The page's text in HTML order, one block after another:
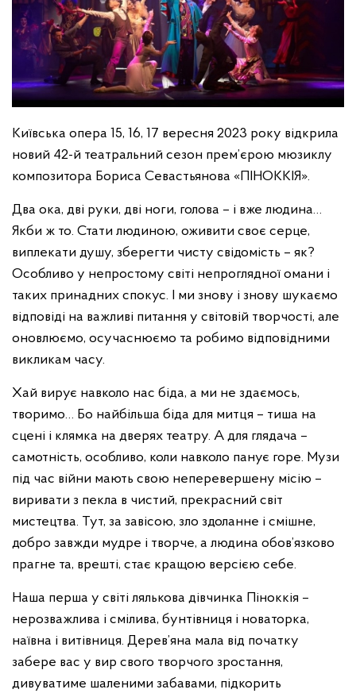
Київська опера 15, 16, 17 вересня 2023 року відкрила
новий 42-й театральний сезон прем’єрою мюзиклу
композитора Бориса Севастьянова «ПІНОККІЯ».
Два ока, дві руки, дві ноги, голова – і вже людина…
Якби ж то. Стати людиною, оживити своє серце,
виплекати душу, зберегти чисту свідомість – як?
Особливо у непростому світі непроглядної омани і
таких принадних спокус. І ми знову і знову шукаємо
відповіді на важливі питання у світовій творчості, але
оновлюємо, осучаснюємо та робимо відповідними
викликам часу.
Хай вирує навколо нас біда, а ми не здаємось,
творимо… Бо найбільша біда для митця – тиша на
сцені і клямка на дверях театру. А для глядача –
самотність, особливо, коли навколо панує горе. Музи
під час війни мають свою неперевершену місію –
виривати з пекла в чистий, прекрасний світ
мистецтва. Тут, за завісою, зло здоланне і смішне,
добро завжди мудре і творче, а людина обов’язково
прагне та, врешті, стає кращою версією себе.
Наша перша у світі лялькова дівчинка Піноккія –
нерозважлива і смілива, бунтівниця і новаторка,
наївна і витівниця. Дерев’яна мала від початку
забере вас у вир свого творчого зростання,
дивуватиме шаленими забавами, підкорить